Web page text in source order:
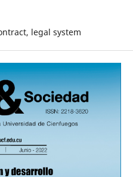
legal system